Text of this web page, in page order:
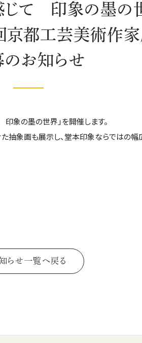
じて 印象の墨の
京都工芸美術作家
のお知らせ
象の墨の世界」を開催します。
抽象画も展示し、堂本印象ならではの幅
らせ一覧へ戻る